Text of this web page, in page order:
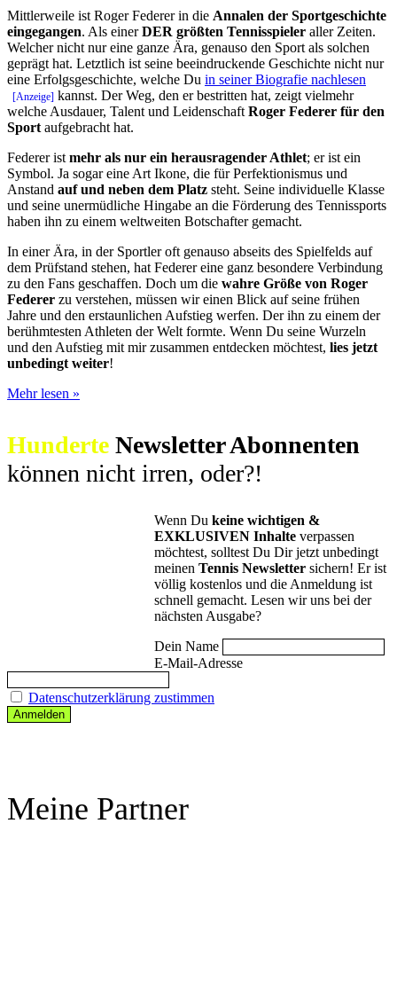
Mittlerweile ist Roger Federer in die Annalen der Sportgeschichte
eingegangen. Als einerDER größten Tennisspieler aller Zeiten.
Welcher nicht nur eine ganze Ära, genauso den Sport als solchen
geprägt hat. Letztlich ist seine beeindruckende Geschichte nicht nur
eine Erfolgsgeschichte, welche Du in seiner Biografie nachlesen
kannst. Der Weg, den er bestritten hat, zeigt vielmehr
welche Ausdauer, Talent und Leidenschaft Roger Federer für den
Sport aufgebracht hat.
Federer ist mehr als nur ein herausragender Athlet; er ist ein
Symbol. Ja sogar eine Art Ikone, die für Perfektionismus und
Anstand auf und neben dem Platz steht. Seine individuelle Klasse
und seine unermüdliche Hingabe an die Förderung des Tennissports
haben ihn zu einem weltweiten Botschafter gemacht.
In einer Ära, in der Sportler oft genauso abseits des Spielfelds auf
dem Prüfstand stehen, hat Federer eine ganz besondere Verbindung
zu den Fans geschaffen. Doch um die wahre Größe von Roger
Federer zu verstehen, müssen wir einen Blick auf seine frühen
Jahre und den erstaunlichen Aufstieg werfen. Der ihn zu einem der
berühmtesten Athleten der Welt formte. Wenn Du seine Wurzeln
und den Aufstieg mit mir zusammen entdecken möchtest, lies jetzt
unbedingt weiter!
Mehr lesen »
Tennis
Legende
Hunderte Newsletter Abonnenten
können nicht irren, oder?!
Wenn Du keine wichtigen &
EXKLUSIVEN Inhalte verpassen
möchtest, solltest Du Dir jetzt unbedingt
meinen Tennis Newsletter sichern! Er ist
völlig kostenlos und die Anmeldung ist
schnell gemacht. Lesen wir uns bei der
nächsten Ausgabe?
Dein Name
E-Mail-Adresse
Datenschutzerklärung zustimmen
Meine Partner